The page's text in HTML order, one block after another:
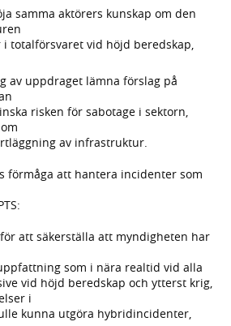
samma aktörers kunskap om den
totalförsvaret vid höjd beredskap,
av uppdraget lämna förslag på
risken för sabotage i sektorn,
av infrastruktur.
förmåga att hantera incidenter som
att säkerställa att myndigheten har
som i nära realtid vid alla
vid höjd beredskap och ytterst krig,
i
kunna utgöra hybridincidenter,